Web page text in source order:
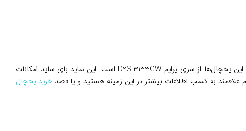
زیادی را تولید و روانه بازار کرده که یکی از این یخچال‌ها از سری پرایم D2S-3133GW است. این ساید بای ساید امکانات
علاقمند به کسب اطلاعات بیشتر در این زمینه هستید و یا قصد خرید یخچال